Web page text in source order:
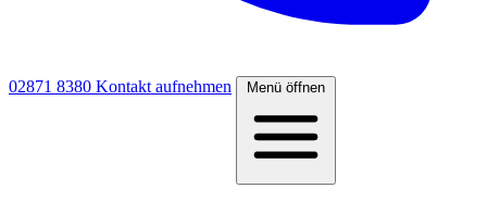
02871 8380 Kontakt aufnehmen Menü öffnen